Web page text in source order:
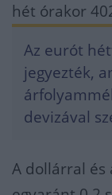
hét órakor
Az eurót
jegyezték,
devizával
A dollárral és